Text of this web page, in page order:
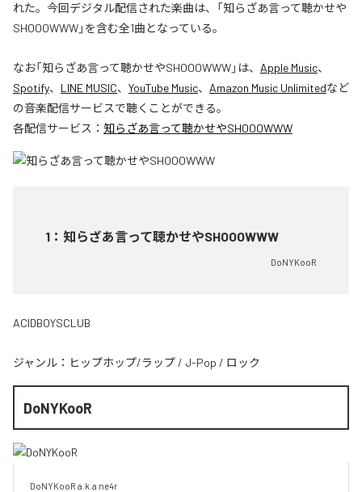
れた。今回デジタル配信された楽曲は、「知らざあ言って聴かせや
SHOOOWWW」を含む全1曲となっている。
なお「知らざあ言って聴かせやSHOOOWWW」は、 Apple Music、
Spotify、 LINE MUSIC、 YouTube Music、 Amazon Music Unlimitedなど
の音楽配信サービスで聴くことができる。
各配信サービス： 知らざあ言って聴かせやSHOOOWWW
1 ： 知らざあ言って聴かせやSHOOOWWW
DoNYKooR
ACIDBOYSCLUB
ジャンル： ヒップホップ/ラップ / J-Pop / ロック
DoNYKooR
DoNYKooR a.k.a ne4r